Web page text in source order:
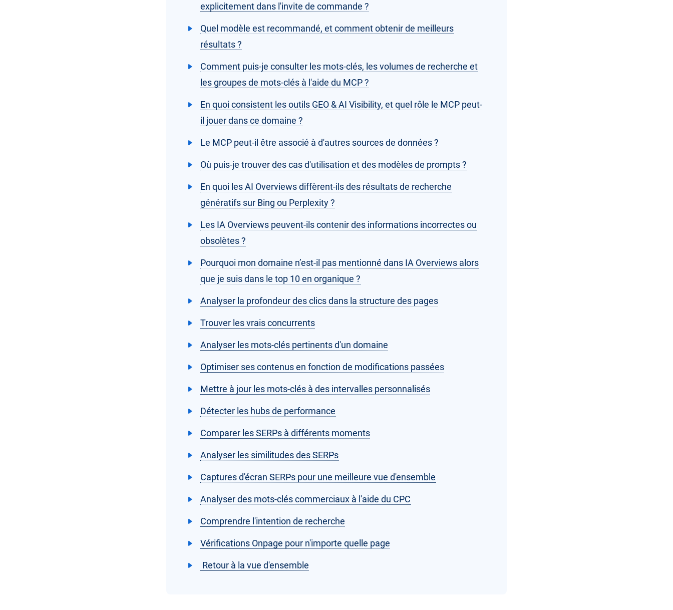
explicitement dans l'invite de commande ?
Quel modèle est recommandé, et comment obtenir de meilleurs
résultats ?
Comment puis-je consulter les mots-clés, les volumes de recherche et
les groupes de mots-clés à l'aide du MCP ?
En quoi consistent les outils GEO & AI Visibility, et quel rôle le MCP peut-
il jouer dans ce domaine ?
Le MCP peut-il être associé à d'autres sources de données ?
Où puis-je trouver des cas d'utilisation et des modèles de prompts ?
En quoi les AI Overviews diffèrent-ils des résultats de recherche
génératifs sur Bing ou Perplexity ?
Les IA Overviews peuvent-ils contenir des informations incorrectes ou
obsolètes ?
Pourquoi mon domaine n’est-il pas mentionné dans IA Overviews alors
que je suis dans le top 10 en organique ?
Analyser la profondeur des clics dans la structure des pages
Trouver les vrais concurrents
Analyser les mots-clés pertinents d'un domaine
Optimiser ses contenus en fonction de modifications passées
Mettre à jour les mots-clés à des intervalles personnalisés
Détecter les hubs de performance
Comparer les SERPs à différents moments
Analyser les similitudes des SERPs
Captures d'écran SERPs pour une meilleure vue d'ensemble
Analyser des mots-clés commerciaux à l'aide du CPC
Comprendre l'intention de recherche
Vérifications Onpage pour n'importe quelle page
Retour à la vue d'ensemble